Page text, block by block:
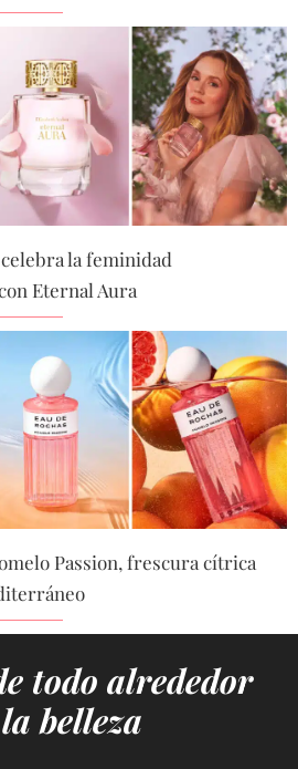
la feminidad
Eternal Aura
Passion, frescura cítrica
todo alrededor
belleza